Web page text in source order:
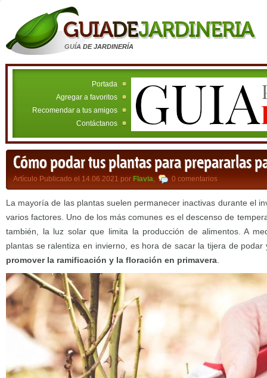
GUÍA DE JARDINERÍA
Portada
Agregar a favoritos
Recomendar a tus amigos
Contáctanos
Cómo podar tus plantas para prepararlas
Artículo Publicado el 14.06.2021 por Flavia, 0 comentarios
La mayoría de las plantas suelen permanecer inactivas durante el
varios factores. Uno de los más comunes es el descenso de
también, la luz solar que limita la producción de alimentos. A
plantas se ralentiza en invierno, es hora de sacar la tijera de
promover la ramificación y la floración en primavera